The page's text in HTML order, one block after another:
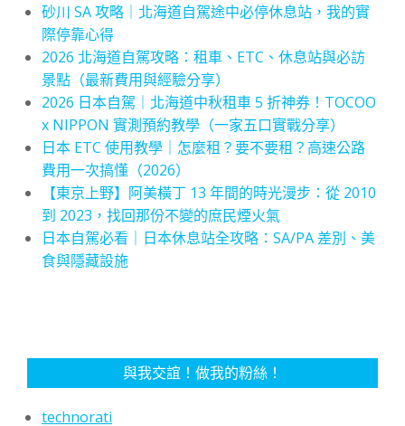
砂川 SA 攻略｜北海道自駕途中必停休息站，我的實
際停靠心得
2026 北海道自駕攻略：租車、ETC、休息站與必訪
景點（最新費用與經驗分享）
2026 日本自駕｜北海道中秋租車 5 折神券！TOCOO
x NIPPON 實測預約教學（一家五口實戰分享）
日本 ETC 使用教學｜怎麼租？要不要租？高速公路
費用一次搞懂（2026）
【東京上野】阿美橫丁 13 年間的時光漫步：從 2010
到 2023，找回那份不變的庶民煙火氣
日本自駕必看｜日本休息站全攻略：SA/PA 差別、美
食與隱藏設施
與我交誼！做我的粉絲！
technorati